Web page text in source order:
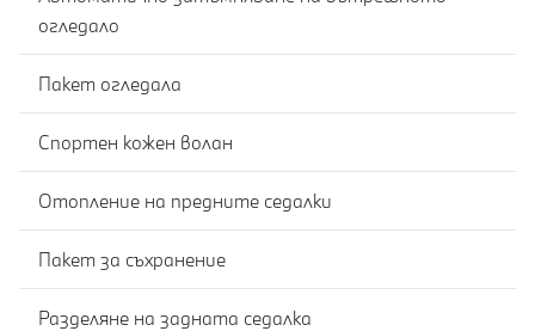
огледало
Пакет огледала
Спортен кожен волан
Отопление на предните седалки
Пакет за съхранение
Разделяне на задната седалка